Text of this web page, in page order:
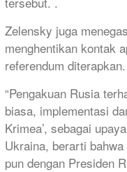
Zelensky juga
menghentikan kontak
referendum diterapkan.
“Pengakuan Rusia
biasa, implementasi
Krimea’, sebagai
Ukraina, berarti
pun dengan Presiden